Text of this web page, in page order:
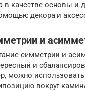
в качестве основы и
декора и
и
симметрии и
и
можно использовать
вокруг